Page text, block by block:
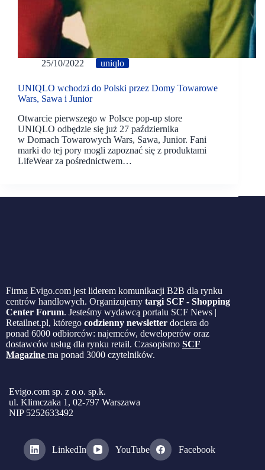
25/10/2022 uniqlo
UNIQLO wchodzi do Polski przez Domy Towarowe
Wars, Sawa i Junior
Otwarcie pierwszego w Polsce pop-up store
UNIQLO odbędzie się już 27 października
w Domach Towarowych Wars, Sawa, Junior. Fani
marki do tej pory mogli zapoznać się z produktami
LifeWear za pośrednictwem…
Firma Evigo.com jest liderem komunikacji B2B dla rynku
centrów handlowych. Organizujemy targi SCF - Shopping
Center Forum. Jesteśmy wydawcą portalu SCF News |
Retailnet.pl, którego codzienny newsletter dociera do
ponad 6000 odbiorców: najemców, deweloperów oraz
dostawców usług dla rynku retail. Czasopismo SCF
Magazine ma ponad 3000 czytelników.
Evigo.com sp. z o.o. sp.k.
ul. Klimczaka 1, 02-797 Warszawa
NIP 5252633492
LinkedIn YouTube Facebook